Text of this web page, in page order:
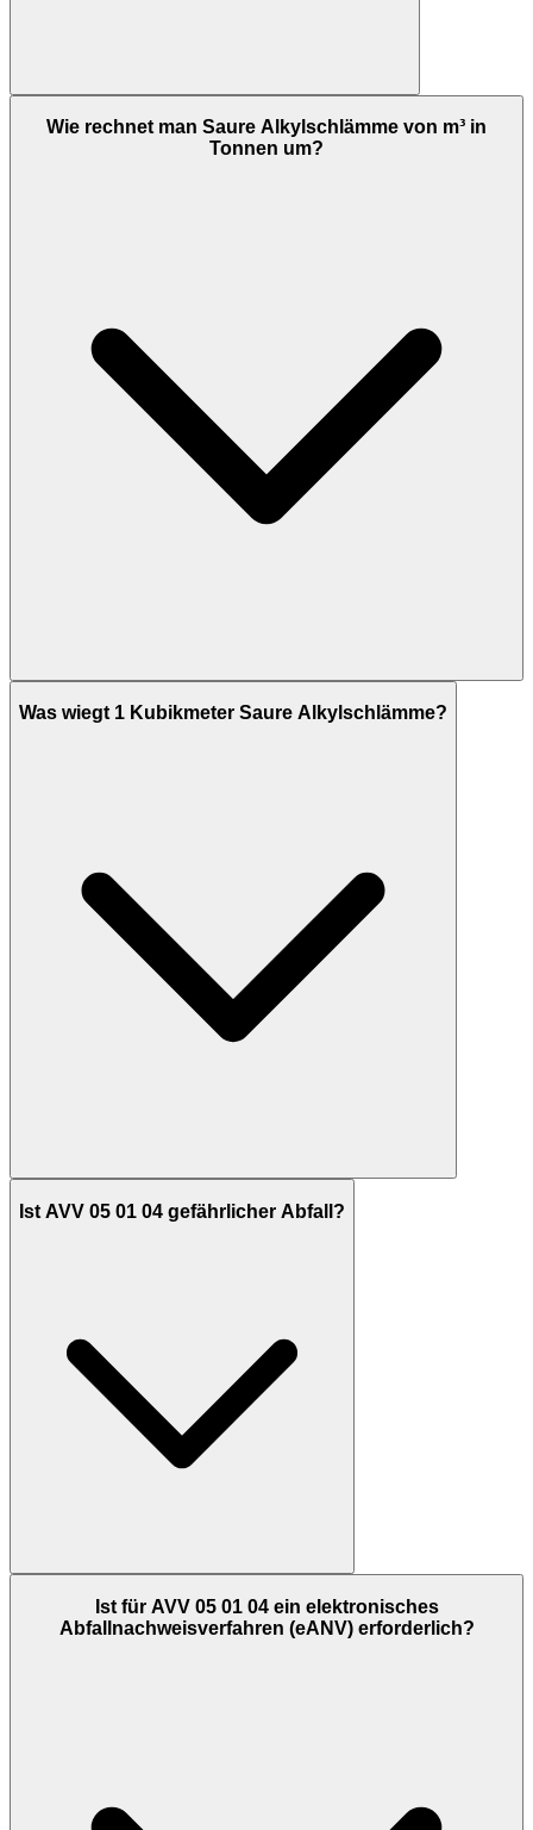
Wie rechnet man Saure Alkylschlämme von m³ in
Tonnen um?
Was wiegt 1 Kubikmeter Saure Alkylschlämme?
Ist AVV 05 01 04 gefährlicher Abfall?
Ist für AVV 05 01 04 ein elektronisches
Abfallnachweisverfahren (eANV) erforderlich?